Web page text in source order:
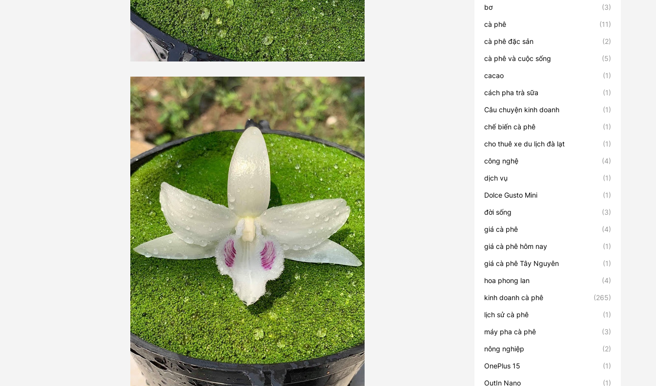
bơ (3)
cà phê (11)
cà phê đặc sản (2)
cà phê và cuộc sống (5)
cacao (1)
cách pha trà sữa (1)
Câu chuyện kinh doanh (1)
chế biến cà phê (1)
cho thuê xe du lịch đà lạt (1)
công nghệ (4)
dịch vụ (1)
Dolce Gusto Mini (1)
đời sống (3)
giá cà phê (4)
giá cà phê hôm nay (1)
giá cà phê Tây Nguyên (1)
hoa phong lan (4)
kinh doanh cà phê (265)
lịch sử cà phê (1)
máy pha cà phê (3)
nông nghiệp (2)
OnePlus 15 (1)
OutIn Nano (1)